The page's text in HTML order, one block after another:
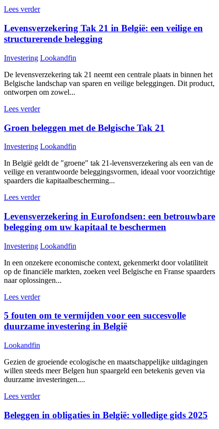
Lees verder
Levensverzekering Tak 21 in België: een veilige en
structurerende belegging
Investering Lookandfin
De levensverzekering tak 21 neemt een centrale plaats in binnen het
Belgische landschap van sparen en veilige beleggingen. Dit product,
ontworpen om zowel...
Lees verder
Groen beleggen met de Belgische Tak 21
Investering Lookandfin
In België geldt de "groene" tak 21-levensverzekering als een van de
veilige en verantwoorde beleggingsvormen, ideaal voor voorzichtige
spaarders die kapitaalbescherming...
Lees verder
Levensverzekering in Eurofondsen: een betrouwbare
belegging om uw kapitaal te beschermen
Investering Lookandfin
In een onzekere economische context, gekenmerkt door volatiliteit
op de financiële markten, zoeken veel Belgische en Franse spaarders
naar oplossingen...
Lees verder
5 fouten om te vermijden voor een succesvolle
duurzame investering in België
Lookandfin
Gezien de groeiende ecologische en maatschappelijke uitdagingen
willen steeds meer Belgen hun spaargeld een betekenis geven via
duurzame investeringen....
Lees verder
Beleggen in obligaties in België: volledige gids 2025